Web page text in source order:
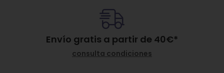
Envío gratis a partir de 40€*
consulta condiciones